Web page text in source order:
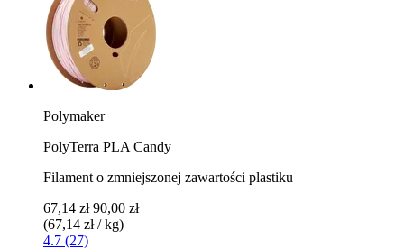
Polymaker
PolyTerra PLA Candy
Filament o zmniejszonej zawartości plastiku
67,14 zł 90,00 zł
(67,14 zł / kg)
4.7 (27)